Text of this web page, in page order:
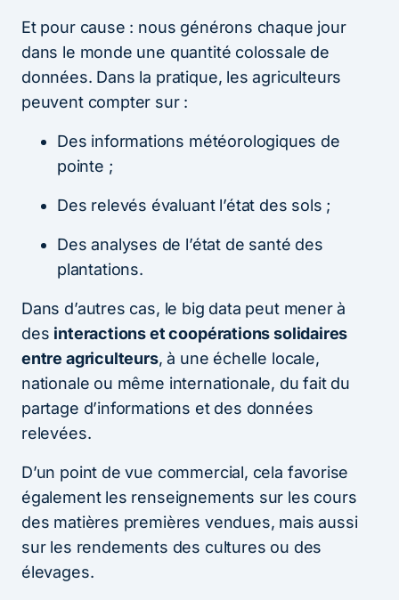
Et pour cause : nous générons chaque jour
dans le monde une quantité colossale de
données. Dans la pratique, les agriculteurs
peuvent compter sur :
Des informations météorologiques de
pointe ;
Des relevés évaluant l’état des sols ;
Des analyses de l’état de santé des
plantations.
Dans d’autres cas, le big data peut mener à
des interactions et coopérations solidaires
entre agriculteurs, à une échelle locale,
nationale ou même internationale, du fait du
partage d’informations et des données
relevées.
D’un point de vue commercial, cela favorise
également les renseignements sur les cours
des matières premières vendues, mais aussi
sur les rendements des cultures ou des
élevages.